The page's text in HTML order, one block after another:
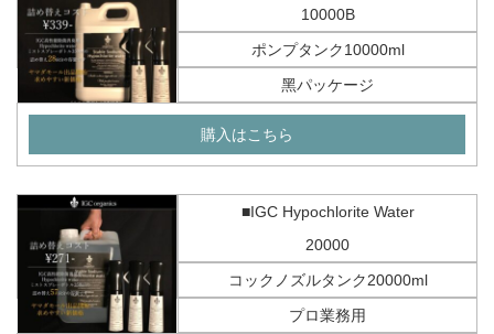
10000B
ポンプタンク10000ml
黑パッケージ
購入はこちら
■IGC Hypochlorite Water
20000
コックノズルタンク20000ml
プロ業務用